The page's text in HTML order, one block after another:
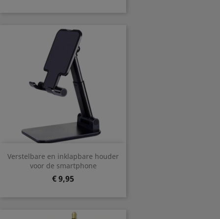
Verstelbare en inklapbare houder
voor de smartphone
Prijs
€ 9,95